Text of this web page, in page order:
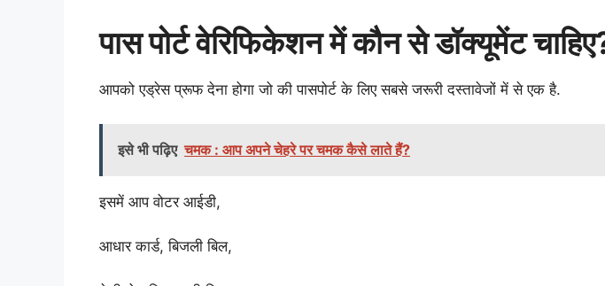
पास पोर्ट वेरिफिकेशन में कौन से डॉक्यूमेंट
आपको एड्रेस प्रूफ देना होगा जो की पासपोर्ट के लिए सबसे जरूरी दस्तावेजों में से एक है.
इसे भी पढ़िए चमक : आप अपने चेहरे पर चमक कैसे लाते हैं?
इसमें आप वोटर आईडी,
आधार कार्ड, बिजली बिल,